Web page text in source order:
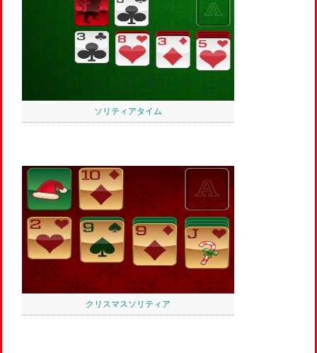
ソリティアタイム
クリスマスソリティア